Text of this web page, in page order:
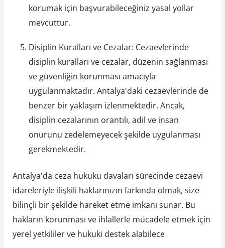
korumak için başvurabileceğiniz yasal yollar
mevcuttur.
Disiplin Kuralları ve Cezalar: Cezaevlerinde
disiplin kuralları ve cezalar, düzenin sağlanması
ve güvenliğin korunması amacıyla
uygulanmaktadır. Antalya'daki cezaevlerinde de
benzer bir yaklaşım izlenmektedir. Ancak,
disiplin cezalarının orantılı, adil ve insan
onurunu zedelemeyecek şekilde uygulanması
gerekmektedir.
Antalya'da ceza hukuku davaları sürecinde cezaevi
idareleriyle ilişkili haklarınızın farkında olmak, size
bilinçli bir şekilde hareket etme imkanı sunar. Bu
hakların korunması ve ihlallerle mücadele etmek için
yerel yetkililer ve hukuki destek alabilece